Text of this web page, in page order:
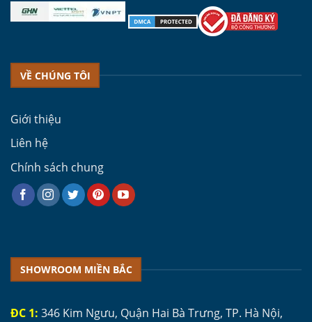
VỀ CHÚNG TÔI
Giới thiệu
Liên hệ
Chính sách chung
SHOWROOM MIỀN BẮC
ĐC 1: 346 Kim Ngưu, Quận Hai Bà Trưng, TP. Hà Nội,